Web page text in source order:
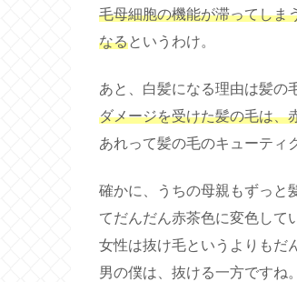
毛母細胞の機能が滞ってしま
なるというわけ。
あと、白髪になる理由は髪の
ダメージを受けた髪の毛は、
あれって髪の毛のキューティ
確かに、うちの母親もずっと
てだんだん赤茶色に変色して
女性は抜け毛というよりもだ
男の僕は、抜ける一方ですね。